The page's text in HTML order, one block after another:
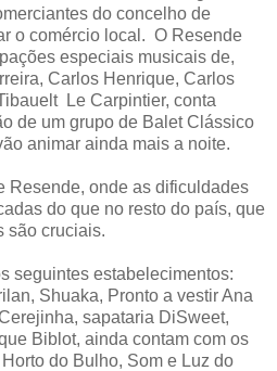
do concelho de
o comércio local. O Resende
especiais musicais de,
Carlos Henrique, Carlos
Le Carpintier, conta
de um grupo de Balet Clássico
animar ainda mais a noite.
Resende, onde as dificuldades
do que no resto do país, que
são cruciais.
seguintes estabelecimentos:
Shuaka, Pronto a vestir Ana
sapataria DiSweet,
Biblot, ainda contam com os
do Bulho, Som e Luz do